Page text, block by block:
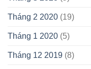
Tháng 2 2020 (19)
Tháng 1 2020 (5)
Tháng 12 2019 (8)